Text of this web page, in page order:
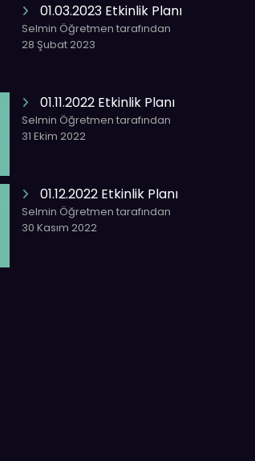
01.03.2023 Etkinlik Planı
Selmin Öğretmen tarafından
28 Şubat 2023
01.11.2022 Etkinlik Planı
Selmin Öğretmen tarafından
31 Ekim 2022
01.12.2022 Etkinlik Planı
Selmin Öğretmen tarafından
30 Kasım 2022